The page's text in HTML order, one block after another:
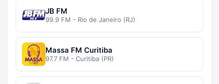
JB FM
99.9 FM - Rio de Janeiro (RJ)
Massa FM Curitiba
97.7 FM - Curitiba (PR)